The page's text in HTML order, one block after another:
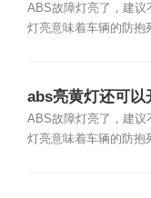
ABS故障灯亮了，建议
灯亮意味着车辆的防抱
abs亮黄灯还可以
ABS故障灯亮了，建议
灯亮意味着车辆的防抱